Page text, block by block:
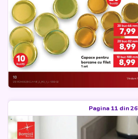
Pagina 11 din 26